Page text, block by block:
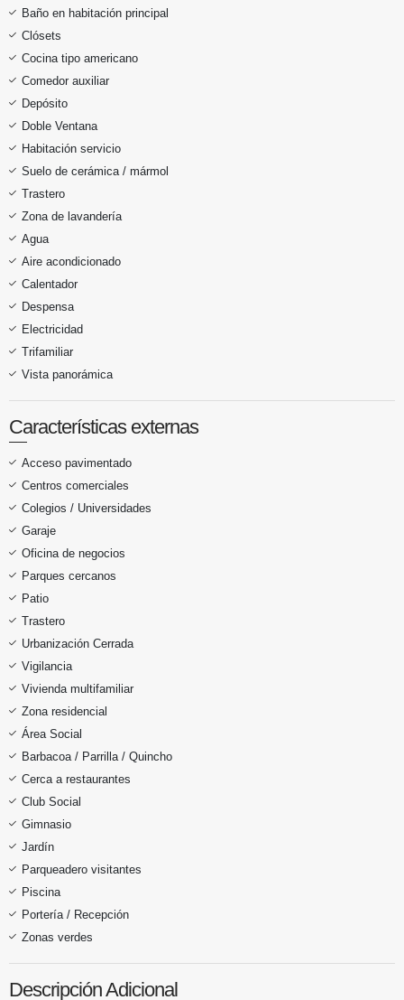
Baño en habitación principal
Clósets
Cocina tipo americano
Comedor auxiliar
Depósito
Doble Ventana
Habitación servicio
Suelo de cerámica / mármol
Trastero
Zona de lavandería
Agua
Aire acondicionado
Calentador
Despensa
Electricidad
Trifamiliar
Vista panorámica
Características externas
Acceso pavimentado
Centros comerciales
Colegios / Universidades
Garaje
Oficina de negocios
Parques cercanos
Patio
Trastero
Urbanización Cerrada
Vigilancia
Vivienda multifamiliar
Zona residencial
Área Social
Barbacoa / Parrilla / Quincho
Cerca a restaurantes
Club Social
Gimnasio
Jardín
Parqueadero visitantes
Piscina
Portería / Recepción
Zonas verdes
Descripción Adicional